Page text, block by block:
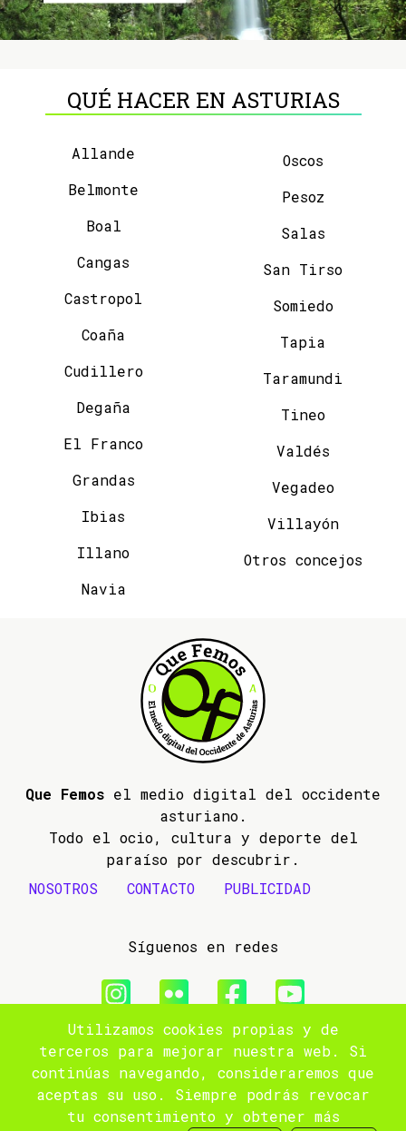
QUÉ HACER EN ASTURIAS
Allande
Belmonte
Boal
Cangas
Castropol
Coaña
Cudillero
Degaña
El Franco
Grandas
Ibias
Illano
Navia
Oscos
Pesoz
Salas
San Tirso
Somiedo
Tapia
Taramundi
Tineo
Valdés
Vegadeo
Villayón
Otros concejos
Que Femos el medio digital del occidente
asturiano.
Todo el ocio, cultura y deporte del
paraíso por descubrir.
NOSOTROS
CONTACTO PUBLICIDAD
Síguenos en redes
© 2009- 2026 Que Femos
Aviso legal
Política de privacidad
Utilizamos cookies propias y de
terceros para mejorar nuestra web. Si
continúas navegando, consideraremos que
aceptas su uso. Siempre podrás revocar
tu consentimiento y obtener más